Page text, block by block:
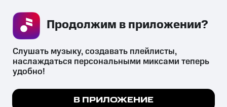
СКАЧАТЬ ПРИЛОЖЕНИЕ
психотропных веществ, их аналогов причиняет вред здоровью,
их незаконный оборот запрещён и влечёт установленную
Мы используем куки, чтобы на сайте все
Слушать музыку, создавать плейлисты,
наслаждаться персональными миксами теперь
удобно!
В ПРИЛОЖЕНИЕ